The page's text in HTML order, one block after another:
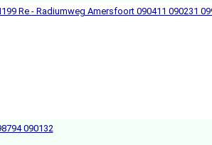
Re - Radiumweg Amersfoort 090411 090231
090132